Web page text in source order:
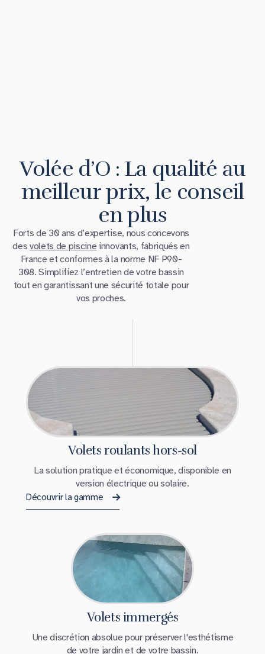
Volée d’O : La qualité au
meilleur prix, le conseil
en plus
Forts de 30 ans d’expertise, nous concevons
des volets de piscine innovants, fabriqués en
France et conformes à la norme NF P90-
308. Simplifiez l’entretien de votre bassin
tout en garantissant une sécurité totale pour
vos proches.
Volets roulants hors-sol
La solution pratique et économique, disponible en
version électrique ou solaire.
Découvrir la gamme
Volets immergés
Une discrétion absolue pour préserver l'esthétisme
de votre jardin et de votre bassin.